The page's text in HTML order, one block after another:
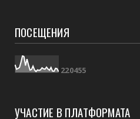
ПОСЕЩЕНИЯ
220455
УЧАСТИЕ В ПЛАТФОРМАТА